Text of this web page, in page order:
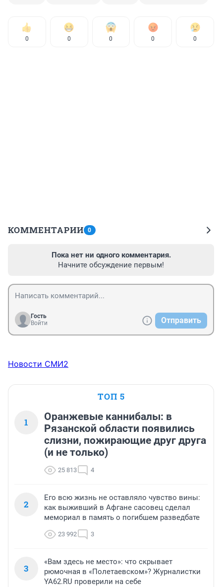
0 0 0 0 0
КОММЕНТАРИИ 0
Пока нет ни одного комментария.
Начните обсуждение первым!
Гость
Войти
Отправить
Новости СМИ2
ТОП 5
1
Оранжевые каннибалы: в
Рязанской области появились
слизни, пожирающие друг друга
(и не только)
25 813 4
2
Его всю жизнь не оставляло чувство вины:
как выживший в Афгане сасовец сделал
мемориал в память о погибшем разведбате
23 992 3
3
«Вам здесь не место»: что скрывает
рюмочная в «Полетаевском»? Журналистки
YA62.RU проверили на себе